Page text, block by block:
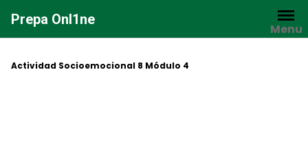
contenido
Prepa Onl1ne
Menu
Actividad Socioemocional 8 Módulo 4